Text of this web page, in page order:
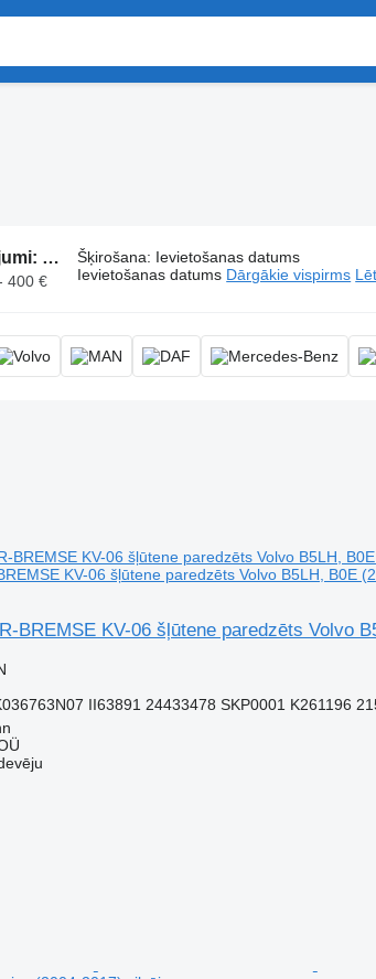
652 sludinājumi:
Šļūtenes
400 €
Šķirošana: Ievietošanas datums
Ievietošanas datums Dārgākie vispirms
KV-06 šļūtene paredzēts Volvo B5LH, B0E
BREMSE KV-06 šļūtene paredzēts Volvo
II63891 24433478 SKP0001 K261196